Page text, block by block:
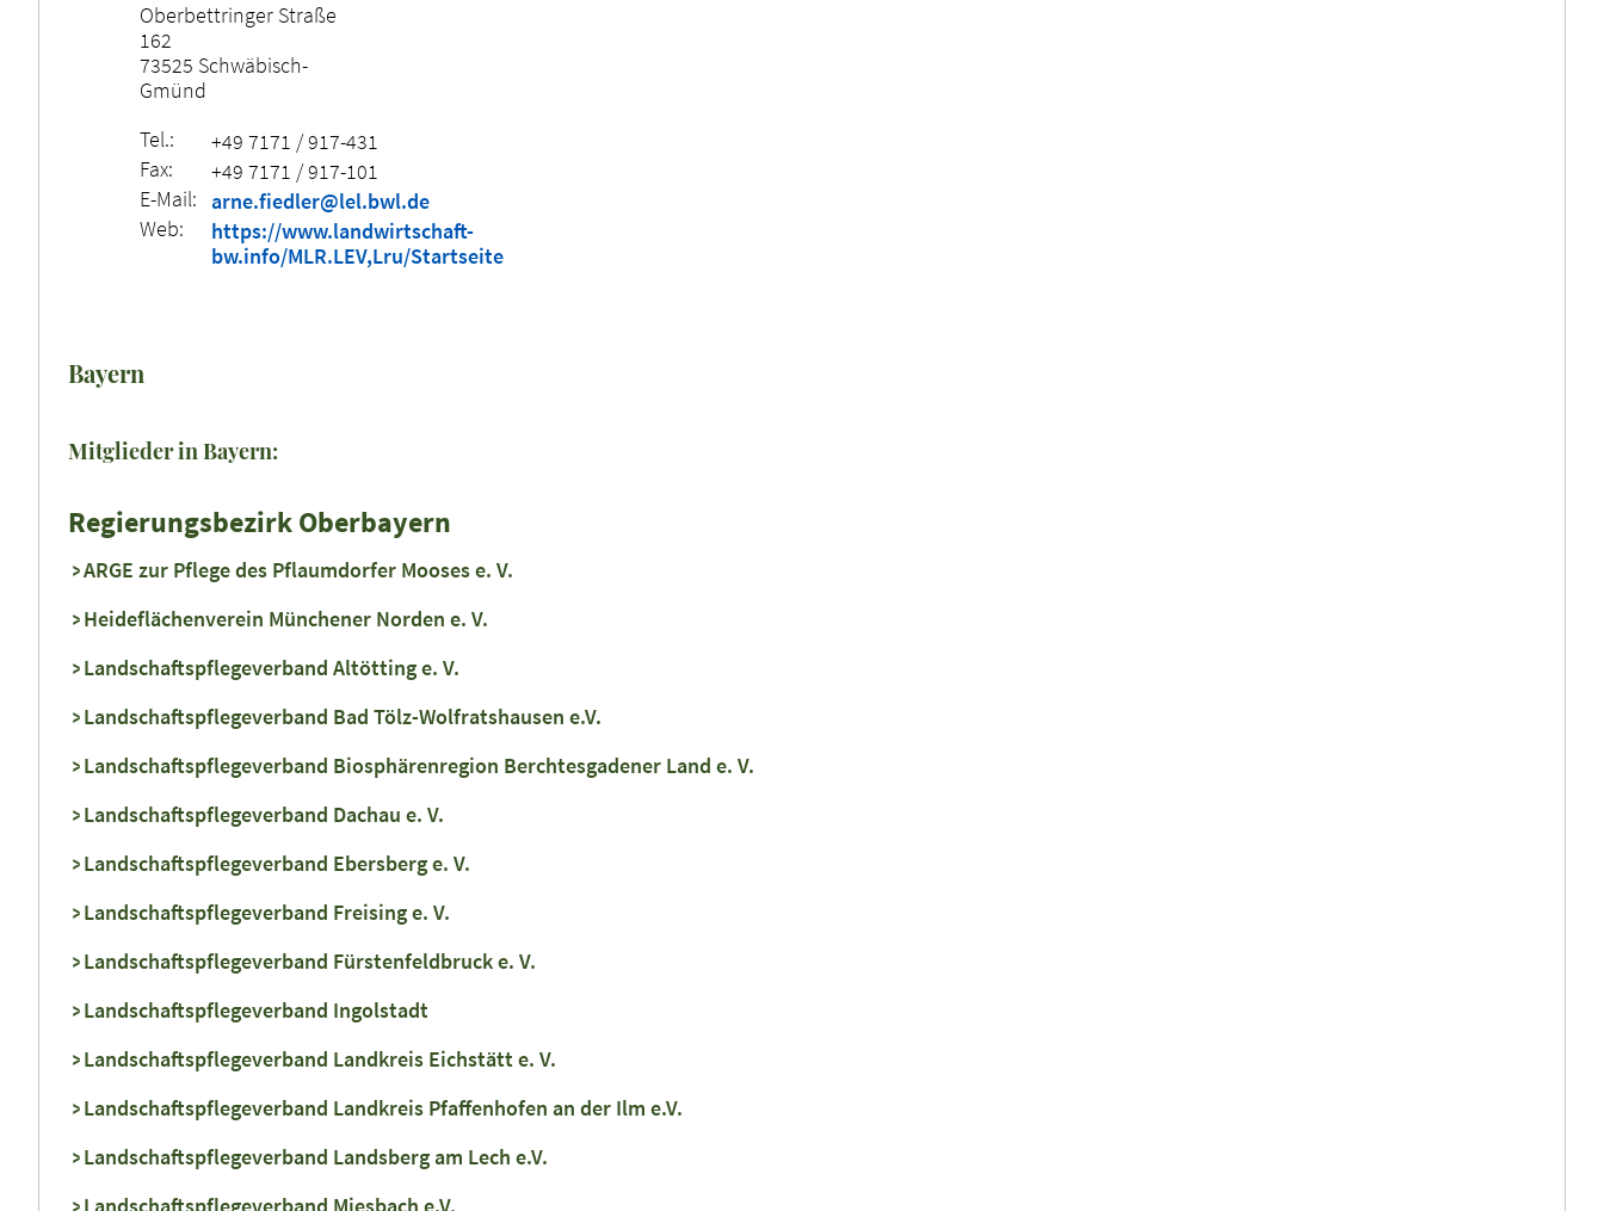
Oberbettringer Straße
162
73525 Schwäbisch-
Gmünd
Tel.:
+49 7171 / 917-431
Fax:
+49 7171 / 917-101
E-Mail: arne.fiedler@lel.bwl.de
Web:
https://www.landwirtschaft-
bw.info/MLR.LEV,Lru/Startseite
Bayern
Mitglieder in Bayern:
Regierungsbezirk Oberbayern
ARGE zur Pflege des Pflaumdorfer Mooses e. V.
Heideflächenverein Münchener Norden e. V.
Landschaftspflegeverband Altötting e. V.
Landschaftspflegeverband Bad Tölz-Wolfratshausen e.V.
Landschaftspflegeverband Biosphärenregion Berchtesgadener Land e. V.
Landschaftspflegeverband Dachau e. V.
Landschaftspflegeverband Ebersberg e. V.
Landschaftspflegeverband Freising e. V.
Landschaftspflegeverband Fürstenfeldbruck e. V.
Landschaftspflegeverband Ingolstadt
Landschaftspflegeverband Landkreis Eichstätt e. V.
Landschaftspflegeverband Landkreis Pfaffenhofen an der Ilm e.V.
Landschaftspflegeverband Landsberg am Lech e.V.